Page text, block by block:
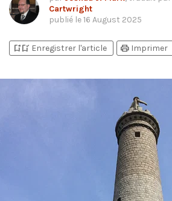
Cartwright
publié le16 August 2025
bookmark_addbookmark_added Enregistrer l'article print Imprimer